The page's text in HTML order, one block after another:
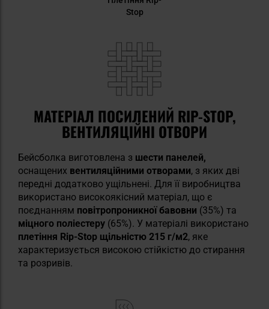
Stop
МАТЕРІАЛ ПОСИЛЕНИЙ RIP-STOP,
ВЕНТИЛЯЦІЙНІ ОТВОРИ
Бейсболка виготовлена з шести панелей,
оснащених вентиляційними отворами, з яких дві
передні додатково ущільнені. Для її виробництва
використано високоякісний матеріал, що є
поєднанням повітропроникної бавовни (35%) та
міцного поліестеру (65%). У матеріалі використано
плетіння Rip-Stop щільністю 215 г/м2, яке
характеризується високою стійкістю до стирання
та розривів.